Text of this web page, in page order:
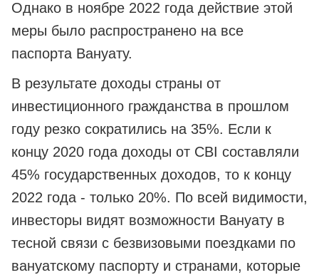
Однако в ноябре 2022 года действие этой
меры было распространено на все
паспорта Вануату.
В результате доходы страны от
инвестиционного гражданства в прошлом
году резко сократились на 35%. Если к
концу 2020 года доходы от CBI составляли
45% государственных доходов, то к концу
2022 года - только 20%. По всей видимости,
инвесторы видят возможности Вануату в
тесной связи с безвизовыми поездками по
вануатскому паспорту и странами, которые